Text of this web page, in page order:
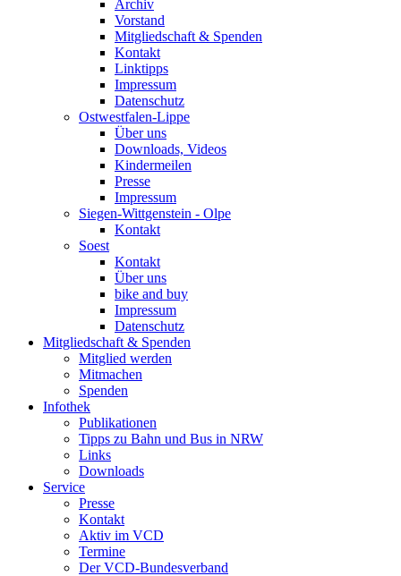
Archiv
Vorstand
Mitgliedschaft & Spenden
Kontakt
Linktipps
Impressum
Datenschutz
Ostwestfalen-Lippe
Über uns
Downloads, Videos
Kindermeilen
Presse
Impressum
Siegen-Wittgenstein - Olpe
Kontakt
Soest
Kontakt
Über uns
bike and buy
Impressum
Datenschutz
Mitgliedschaft & Spenden
Mitglied werden
Mitmachen
Spenden
Infothek
Publikationen
Tipps zu Bahn und Bus in NRW
Links
Downloads
Service
Presse
Kontakt
Aktiv im VCD
Termine
Der VCD-Bundesverband